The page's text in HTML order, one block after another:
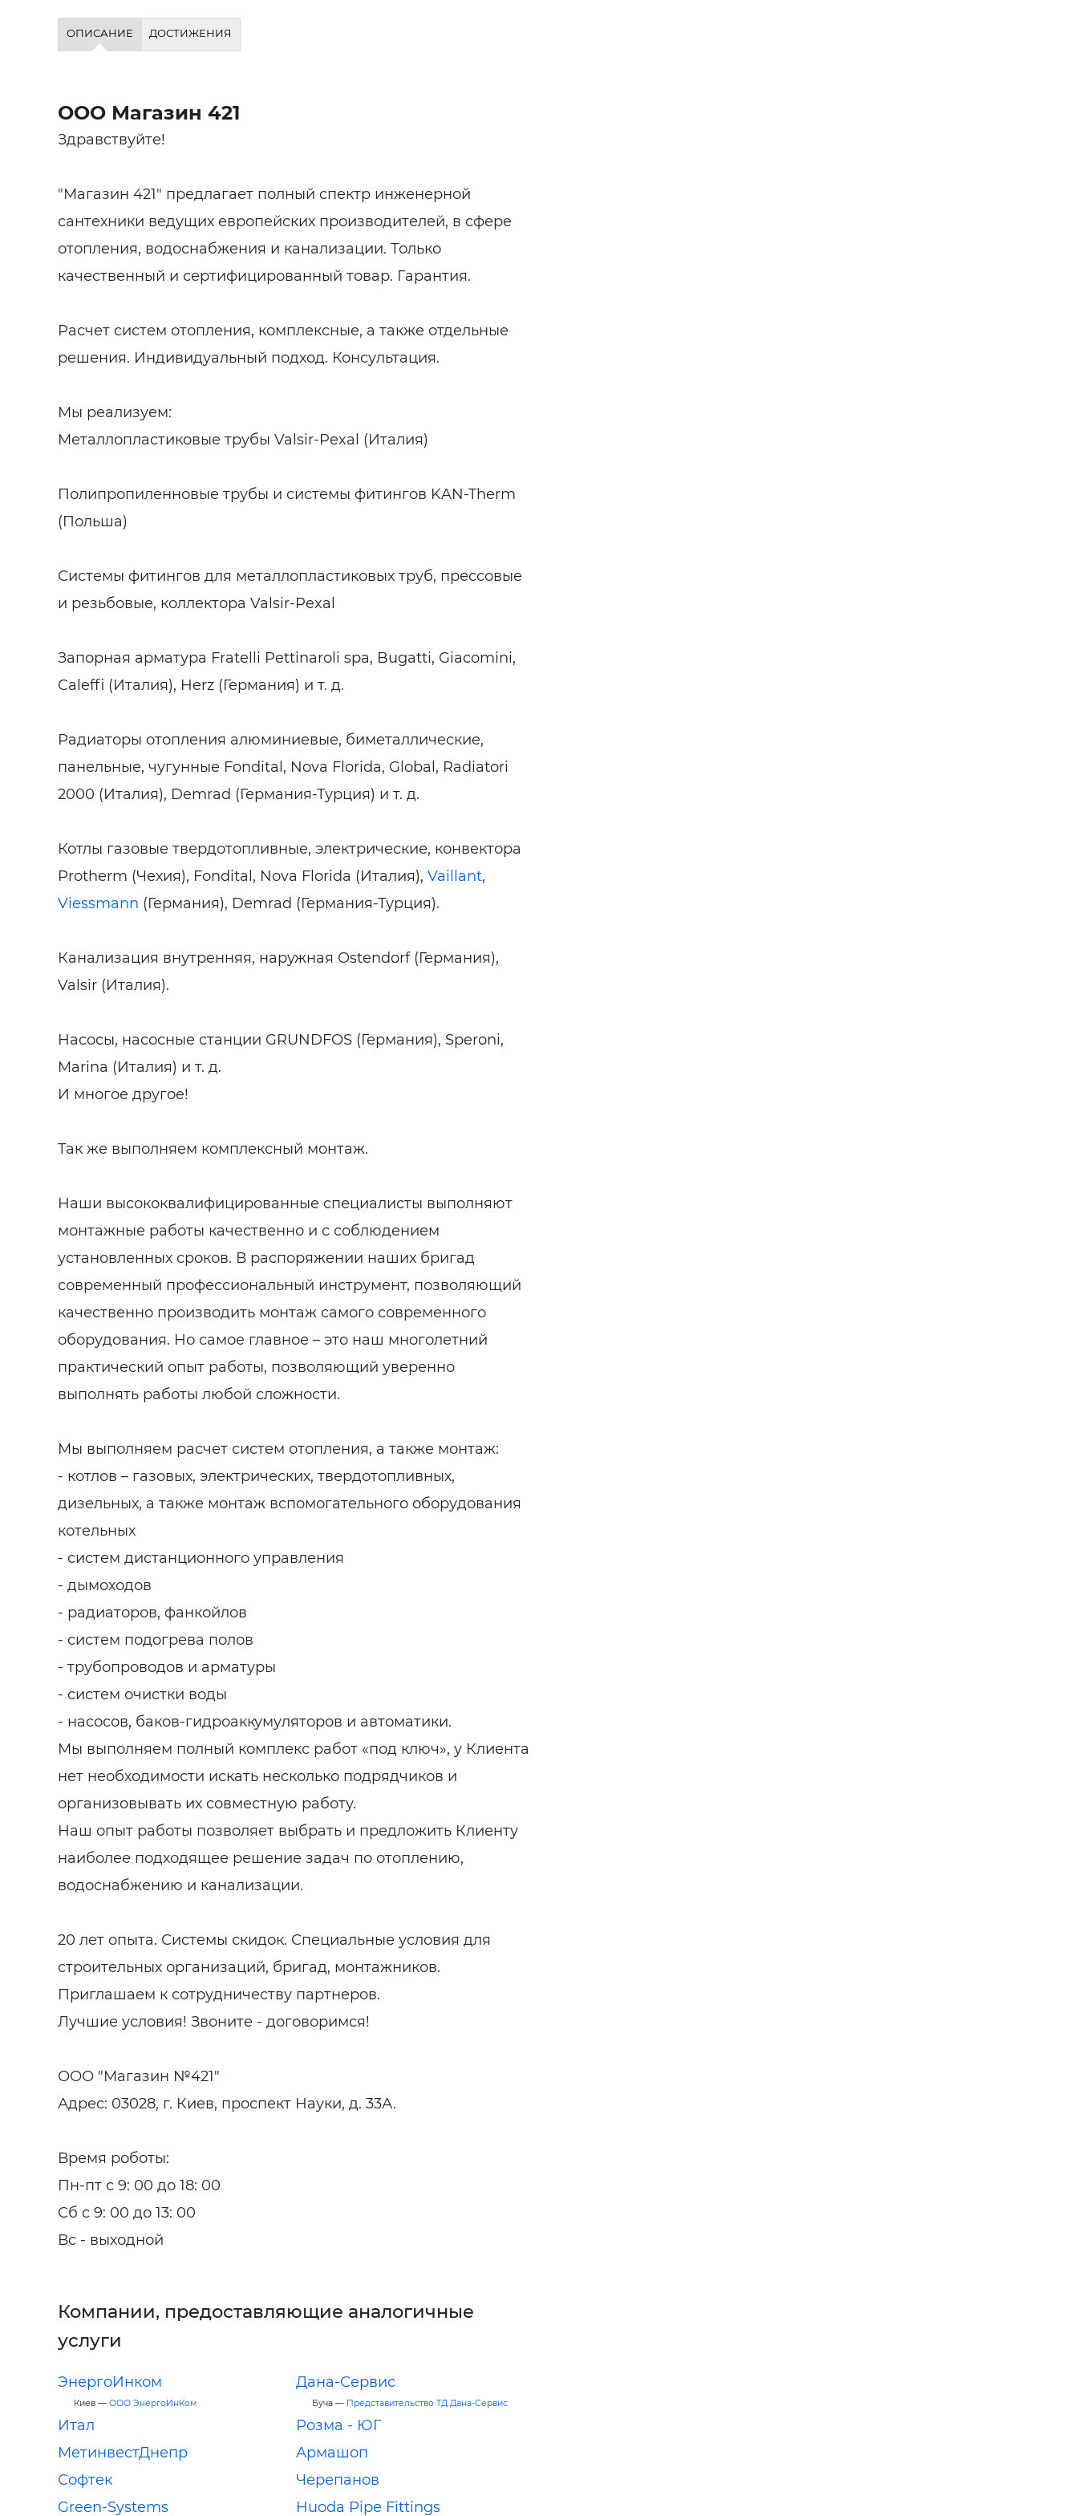
ОПИСАНИЕ ДОСТИЖЕНИЯ
ООО Магазин 421
Здравствуйте!
"Магазин 421" предлагает полный спектр инженерной
сантехники ведущих европейских производителей, в сфере
отопления, водоснабжения и канализации. Только
качественный и сертифицированный товар. Гарантия.
Расчет систем отопления, комплексные, а также отдельные
решения. Индивидуальный подход. Консультация.
Мы реализуем:
Металлопластиковые трубы Valsir-Pexal (Италия)
Полипропиленновые трубы и системы фитингов KAN-Therm
(Польша)
Системы фитингов для металлопластиковых труб, прессовые
и резьбовые, коллектора Valsir-Pexal
Запорная арматура Fratelli Pettinaroli spa, Bugatti, Giacomini,
Caleffi (Италия), Herz (Германия) и т. д.
Радиаторы отопления алюминиевые, биметаллические,
панельные, чугунные Fondital, Nova Florida, Global, Radiatori
2000 (Италия), Demrad (Германия-Турция) и т. д.
Котлы газовые твердотопливные, электрические, конвектора
Protherm (Чехия), Fondital, Nova Florida (Италия), Vaillant,
Viessmann (Германия), Demrad (Германия-Турция).
Канализация внутренняя, наружная Ostendorf (Германия),
Valsir (Италия).
Насосы, насосные станции GRUNDFOS (Германия), Speroni,
Marina (Италия) и т. д.
И многое другое!
Так же выполняем комплексный монтаж.
Наши высококвалифицированные специалисты выполняют
монтажные работы качественно и с соблюдением
установленных сроков. В распоряжении наших бригад
современный профессиональный инструмент, позволяющий
качественно производить монтаж самого современного
оборудования. Но самое главное – это наш многолетний
практический опыт работы, позволяющий уверенно
выполнять работы любой сложности.
Мы выполняем расчет систем отопления, а также монтаж:
- котлов – газовых, электрических, твердотопливных,
дизельных, а также монтаж вспомогательного оборудования
котельных
- систем дистанционного управления
- дымоходов
- радиаторов, фанкойлов
- систем подогрева полов
- трубопроводов и арматуры
- систем очистки воды
- насосов, баков-гидроаккумуляторов и автоматики.
Мы выполняем полный комплекс работ «под ключ», у Клиента
нет необходимости искать несколько подрядчиков и
организовывать их совместную работу.
Наш опыт работы позволяет выбрать и предложить Клиенту
наиболее подходящее решение задач по отоплению,
водоснабжению и канализации.
20 лет опыта. Системы скидок. Специальные условия для
строительных организаций, бригад, монтажников.
Приглашаем к сотрудничеству партнеров.
Лучшие условия! Звоните - договоримся!
ООО "Магазин №421"
Адрес: 03028, г. Киев, проспект Науки, д. 33А.
Время роботы:
Пн-пт с 9: 00 до 18: 00
Cб с 9: 00 до 13: 00
Вс - выходной
Компании, предоставляющие аналогичные
услуги
ЭнергоИнком
Киев — ООО ЭнергоИнКом
Дана-Сервис
Буча — Представительство ТД Дана-Сервис
Итал
Розма - ЮГ
МетинвестДнепр
Армашоп
Софтек
Черепанов
Green-Systems
Huoda Pipe Fittings